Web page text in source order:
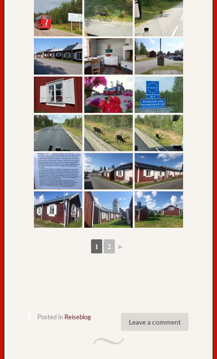
1 2 ►
Leave a comment
Posted in Reiseblog